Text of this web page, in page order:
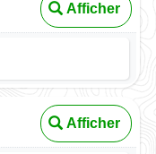
Afficher
Afficher